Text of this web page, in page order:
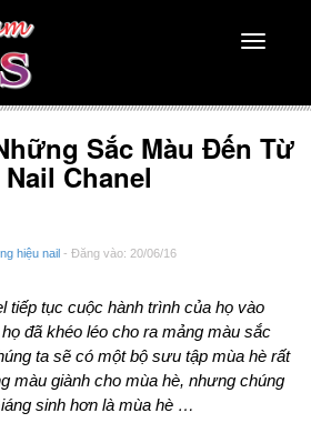
Toggle
Sắc Màu Đến Từ
Chanel
hiệu nail - Đăng vào: 20/06/16
tiếp tục cuộc hành trình của họ vào
đã khéo léo cho ra mảng màu sắc
ta sẽ có một bộ sưu tập mùa hè rất
màu giành cho mùa hè, nhưng chúng
sinh hơn là mùa hè …